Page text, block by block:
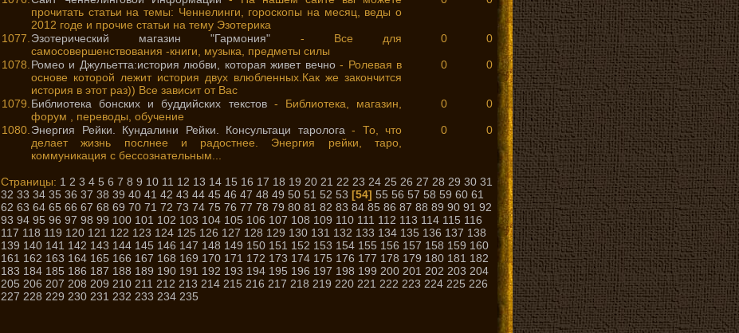
прочитать статьи на темы: Ченнелинги, гороскопы на месяц, веды о
2012 годе и прочие статьи на тему Эзотерика
1077. Эзотерический магазин "Гармония" - Все для
самосовершенствования -книги, музыка, предметы силы
0 0
1078. Ромео и Джульетта:история любви, которая живет вечно- Ролевая в
основе которой лежит история двух влюбленных.Как же закончится
история в этот раз)) Все зависит от Вас
0 0
1079. Библиотека бонских и буддийских текстов- Библиотека, магазин,
форум , переводы, обучение
0 0
1080. Энергия Рейки. Кундалини Рейки. Консультаци таролога - То, что
делает жизнь послнее и радостнее. Энергия рейки, таро,
коммуникация с бессознательным...
0 0
Страницы: 1 2 3 4 5 6 7 8 9 10 11 12 13 14 15 16 17 18 19 20 21 22 23 24 25 26 27 28 29 30 31
32 33 34 35 36 37 38 39 40 41 42 43 44 45 46 47 48 49 50 51 52 53 [54] 55 56 57 58 59 60 61
62 63 64 65 66 67 68 69 70 71 72 73 74 75 76 77 78 79 80 81 82 83 84 85 86 87 88 89 90 91 92
93 94 95 96 97 98 99 100 101 102 103 104 105 106 107 108 109 110 111 112 113 114 115 116
117 118 119 120 121 122 123 124 125 126 127 128 129 130 131 132 133 134 135 136 137 138
139 140 141 142 143 144 145 146 147 148 149 150 151 152 153 154 155 156 157 158 159 160
161 162 163 164 165 166 167 168 169 170 171 172 173 174 175 176 177 178 179 180 181 182
183 184 185 186 187 188 189 190 191 192 193 194 195 196 197 198 199 200 201 202 203 204
205 206 207 208 209 210 211 212 213 214 215 216 217 218 219 220 221 222 223 224 225 226
227 228 229 230 231 232 233 234 235